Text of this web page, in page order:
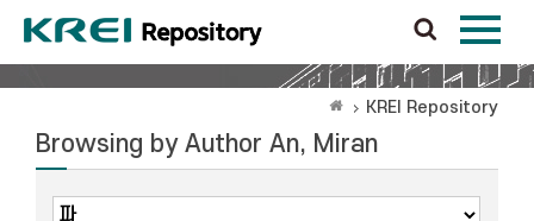
KREI Repository
Browsing by Author An, Miran